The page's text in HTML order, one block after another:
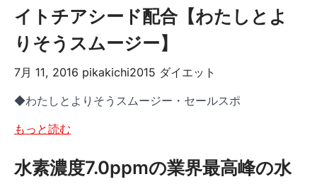
イトチアシード配合【わたしとよ
りそうスムージー】
7月 11, 2016 pikakichi2015 ダイエット
◆わたしとよりそうスムージー・セールスポ
もっと読む
水素濃度7.0ppmの業界最高峰の水